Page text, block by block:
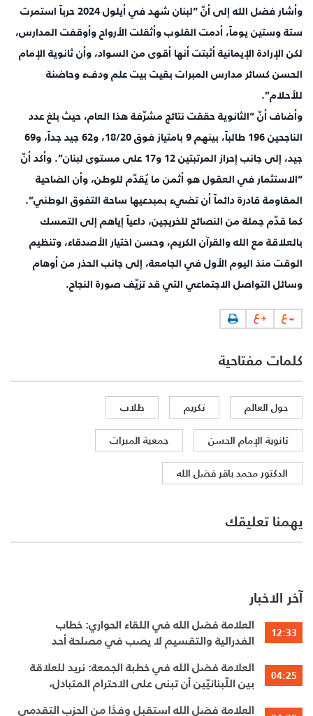
وأشار فضل الله إلى أنّ “لبنان شهد في أيلول 2024 حرباً استمرت
ستة وستين يوماً، أدمت القلوب وأثقلت الأرواح وأوقفت المدارس،
لكن الإرادة الإيمانية أثبتت أنها أقوى من السواد، وأن ثانوية الإمام
الحسن كسائر مدارس المبرات بقيت بيت علم ودفء وحاضنة
للأحلام”.
وأضاف أنّ “الثانوية حققت نتائج مشرّفة هذا العام، حيث بلغ عدد
الناجحين 196 طالباً، بينهم 9 بامتياز فوق 18/20، و62 جيد جداً، و69
جيد، إلى جانب إحراز المرتبتين 12 و17 على مستوى لبنان”. وأكد أنّ
“الاستثمار في العقول هو أثمن ما يُقدّم للوطن، وأن الضاحية
المقاومة قادرة دائماً أن تضيء بمبدعيها ساحة التفوق الوطني”.
كما قدّم جملة من النصائح للخريجين، داعياً إياهم إلى التمسك
بالعلاقة مع الله والقرآن الكريم، وحسن اختيار الأصدقاء، وتنظيم
الوقت منذ اليوم الأول في الجامعة، إلى جانب الحذر من أوهام
وسائل التواصل الاجتماعي التي قد تزيّف صورة النجاح.
كلمات مفتاحية
حول العالم تكريم
طلاب
ثانوية الإمام الحسن
جمعية المبرات
الدكتور محمد باقر فضل الله
يهمنا تعليقك
آخر الاخبار
12:33
العلامة فضل الله في اللقاء الحواري: خطاب
الفدرالية والتقسيم لا يصب في مصلحة أحد
04:25
العلامة فضل الله في خطبة الجمعة: نريد للعلاقة
بين اللّبنانيّين أن تبنى على الاحترام المتبادل،
العلامة فضل الله استقبل وفدًا من الحزب التقدمي